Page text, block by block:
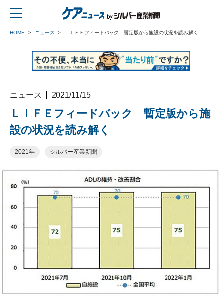
HOME ニュース ＬＩＦＥフィードバック 暫定版から施設の状況を読み解く
ニュース 2021/11/15
ＬＩＦＥフィードバック 暫定版から施
設の状況を読み解く
2021年 シルバー産業新聞